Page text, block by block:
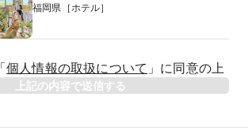
福岡県［ホテル］
年
「個人情報の取扱について 」 に同意の上
上記の内容で送信する